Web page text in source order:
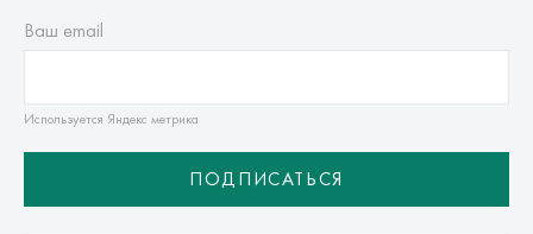
Ваш email
Используется Яндекс метрика
ПОДПИСАТЬСЯ